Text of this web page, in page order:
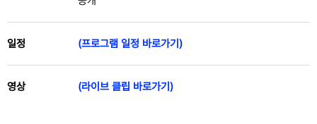
일정 (프로그램 일정 바로가기)
영상 (라이브 클립 바로가기)